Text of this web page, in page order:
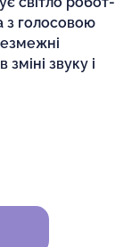
з голосовою
звуку і